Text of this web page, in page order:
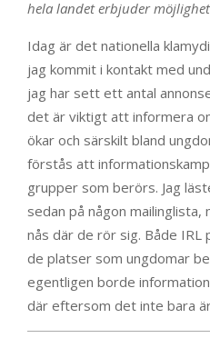
hela landet erbjuder
Idag är det nationella
jag kommit i kontakt med
jag har sett ett antal
det är viktigt att informera
ökar och särskilt bland
förstås att
grupper som berörs. Jag
sedan på någon
nås där de rör sig. Både IRL
de platser som ungdomar
egentligen borde
där eftersom det inte bara